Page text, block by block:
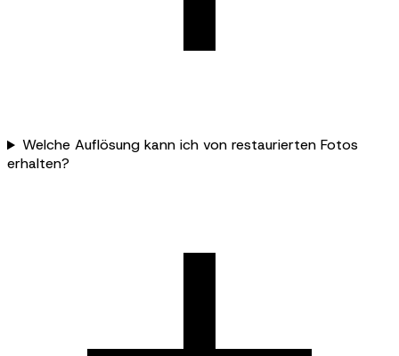
Welche Auflösung kann ich von restaurierten Fotos
erhalten?